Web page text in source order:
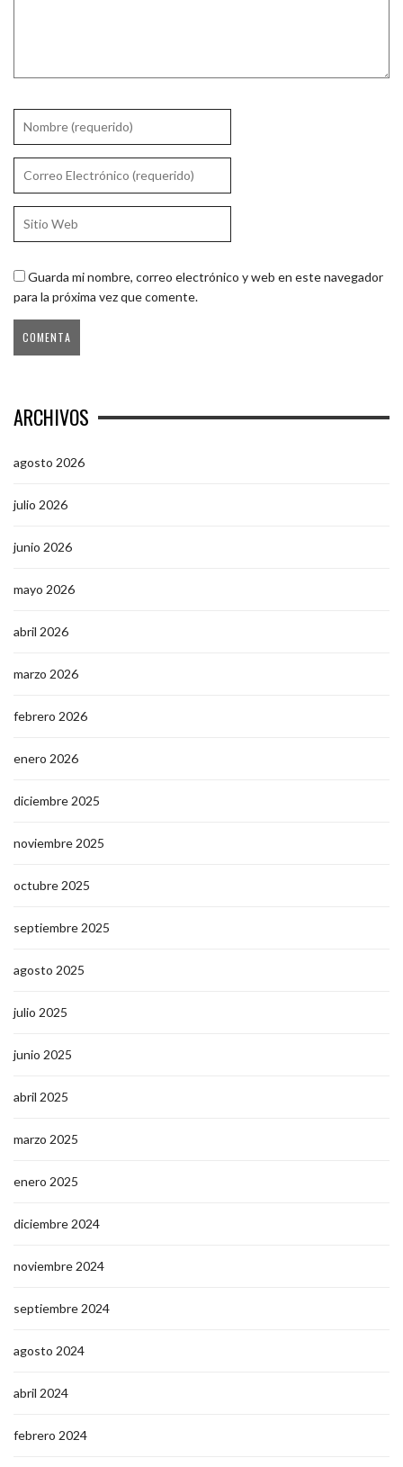
Guarda mi nombre, correo electrónico y web en este navegador
para la próxima vez que comente.
ARCHIVOS
agosto 2026
julio 2026
junio 2026
mayo 2026
abril 2026
marzo 2026
febrero 2026
enero 2026
diciembre 2025
noviembre 2025
octubre 2025
septiembre 2025
agosto 2025
julio 2025
junio 2025
abril 2025
marzo 2025
enero 2025
diciembre 2024
noviembre 2024
septiembre 2024
agosto 2024
abril 2024
febrero 2024